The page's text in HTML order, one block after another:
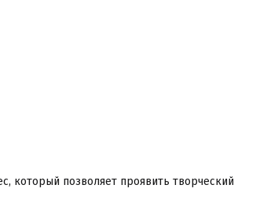
отработана для удобства сборки.
который позволяет проявить творческий